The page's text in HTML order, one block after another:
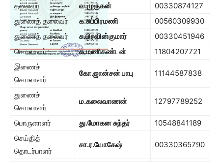
தலைவர்
வ.முருகன்
00330874127
துணைத் தலைவர்
க.சுப்பிரமணி
00560309930
துணைத் தலைவர்
சு.பிரவின்குமார்
00330451946
செயலாளர்
க.மணிகண்டன்
11804207721
இணைச்
செயலாளர்
கோ.ஜான்சன் பாபு 11144587838
துணைச்
செயலாளர்
ம.கலைவாணன் 12797789252
பொருளாளர் து.மோகன சுந்தர்
10548841189
செய்தித்
தொடர்பாளர்
சா.ர.யோகேஷ் 00330365790